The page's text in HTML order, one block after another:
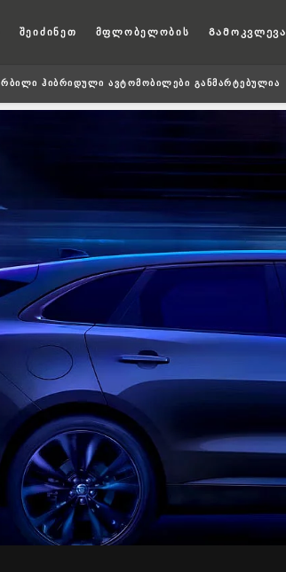
შეიძინეთ მფლობელობის Გამოკვლევა
ᲠᲑᲘᲚᲘ ᲰᲘᲑᲠᲘᲓᲣᲚᲘ ᲐᲕᲢᲝᲛᲝᲑᲘᲚᲔᲑᲘ ᲒᲐᲜᲛᲐᲠᲢᲔᲑᲣᲚᲘᲐ